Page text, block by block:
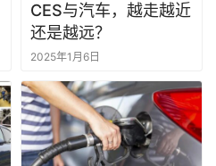
CES与汽车，越走越近
还是越远？
2025年1月6日